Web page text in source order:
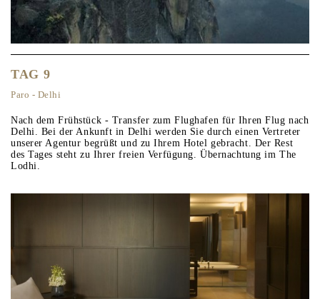
TAG 9
Paro - Delhi
Nach dem Frühstück - Transfer zum Flughafen für Ihren Flug nach
Delhi. Bei der Ankunft in Delhi werden Sie durch einen Vertreter
unserer Agentur begrüßt und zu Ihrem Hotel gebracht. Der Rest
des Tages steht zu Ihrer freien Verfügung. Übernachtung im The
Lodhi.